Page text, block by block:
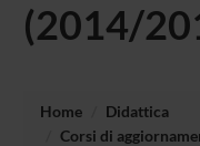
(2014/
Home
Didattica
Corsi di